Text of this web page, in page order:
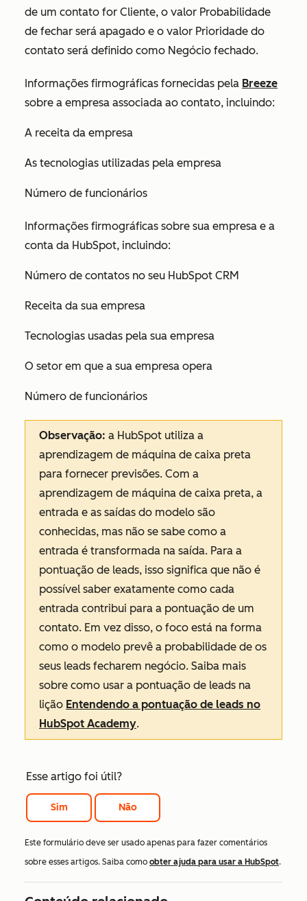
de um contato for Cliente, o valor Probabilidade
de fechar será apagado e o valor Prioridade do
contato será definido como Negócio fechado.
Informações firmográficas fornecidas pela Breeze
sobre a empresa associada ao contato, incluindo:
A receita da empresa
As tecnologias utilizadas pela empresa
Número de funcionários
Informações firmográficas sobre sua empresa e a
conta da HubSpot, incluindo:
Número de contatos no seu HubSpot CRM
Receita da sua empresa
Tecnologias usadas pela sua empresa
O setor em que a sua empresa opera
Número de funcionários
Observação: a HubSpot utiliza a
aprendizagem de máquina de caixa preta
para fornecer previsões. Com a
aprendizagem de máquina de caixa preta, a
entrada e as saídas do modelo são
conhecidas, mas não se sabe como a
entrada é transformada na saída. Para a
pontuação de leads, isso significa que não é
possível saber exatamente como cada
entrada contribui para a pontuação de um
contato. Em vez disso, o foco está na forma
como o modelo prevê a probabilidade de os
seus leads fecharem negócio. Saiba mais
sobre como usar a pontuação de leads na
lição Entendendo a pontuação de leads no
HubSpot Academy.
Esse artigo foi útil?
Sim Não
Este formulário deve ser usado apenas para fazer comentários
sobre esses artigos. Saiba como obter ajuda para usar a HubSpot.